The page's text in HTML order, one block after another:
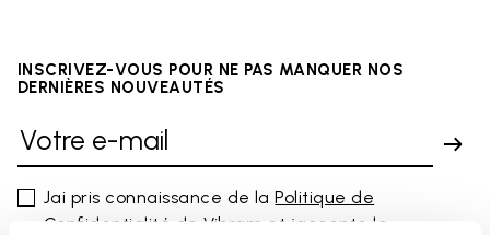
INSCRIVEZ-VOUS POUR NE PAS MANQUER NOS
DERNIÈRES NOUVEAUTÉS
Jai pris connaissance de laPolitique de
Confidentialité de Vibram et jaccepte le